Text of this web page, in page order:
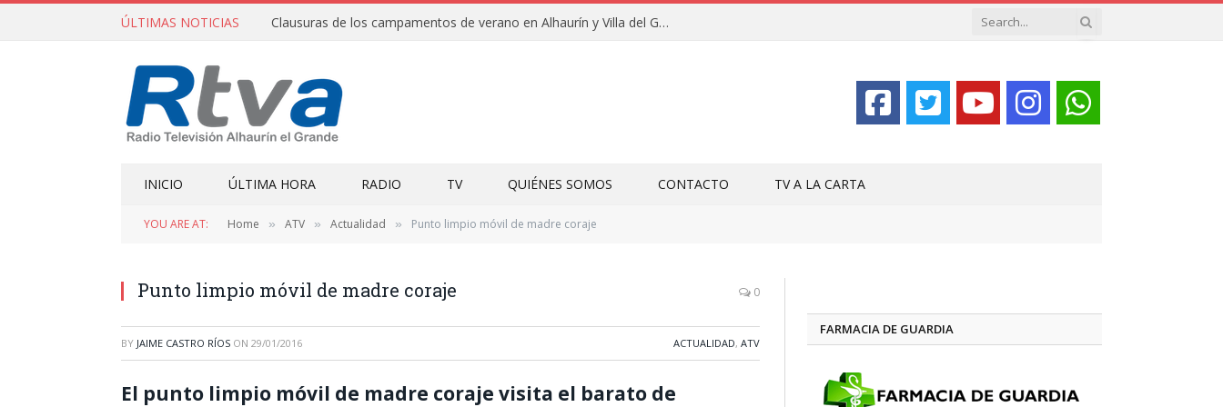
ÚLTIMAS NOTICIAS Clausuras de los campamentos de verano en Alhaurín y Villa del Guadalhorce 2026
INICIO ÚLTIMA HORA RADIO TV QUIÉNES SOMOS CONTACTO TV A LA CARTA
YOU ARE AT: Home » ATV » Actualidad » Punto limpio móvil de madre coraje
Punto limpio móvil de madre coraje 0
BY JAIME CASTRO RÍOS ON 29/01/2016 ACTUALIDAD, ATV
El punto limpio móvil de madre coraje visita el barato de
FARMACIA DE GUARDIA